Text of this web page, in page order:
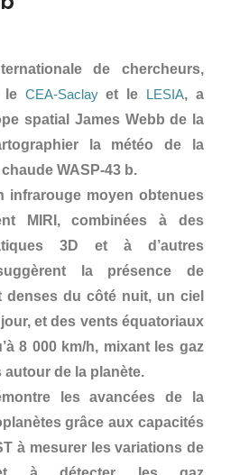
de chercheurs,
le CEA-Saclayet le LESIA, a
spatial James Webb de la
la météo de la
WASP-43 b.
infrarouge moyen obtenues
MIRI, combinées à des
3D et à d’autres
la présence de
denses du côté nuit, un ciel
et des vents équatoriaux
8 000 km/h, mixant les gaz
de la planète.
les avancées de la
grâce aux capacités
à mesurer les variations de